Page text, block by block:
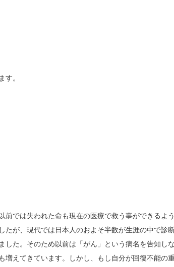
す。
前では失われた命も現在の医療で救う事ができるよ
たが、現代では日本人のおよそ半数が生涯の中で診
した。そのため以前は「がん」という病名を告知し
増えてきています。しかし、もし自分が回復不能の